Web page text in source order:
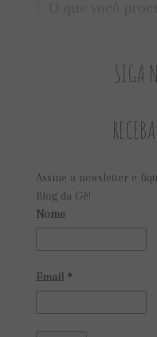
SIGA
Assine a newsletter e
Blog da Gê!
Nome
Email *